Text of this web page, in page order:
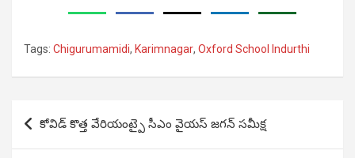
Tags: Chigurumamidi, Karimnagar, Oxford School Indurthi
Post
navigation
కోవిడ్ కొత్త వేరియంట్పై సీఎం వైయస్ జగన్ సమీక్ష